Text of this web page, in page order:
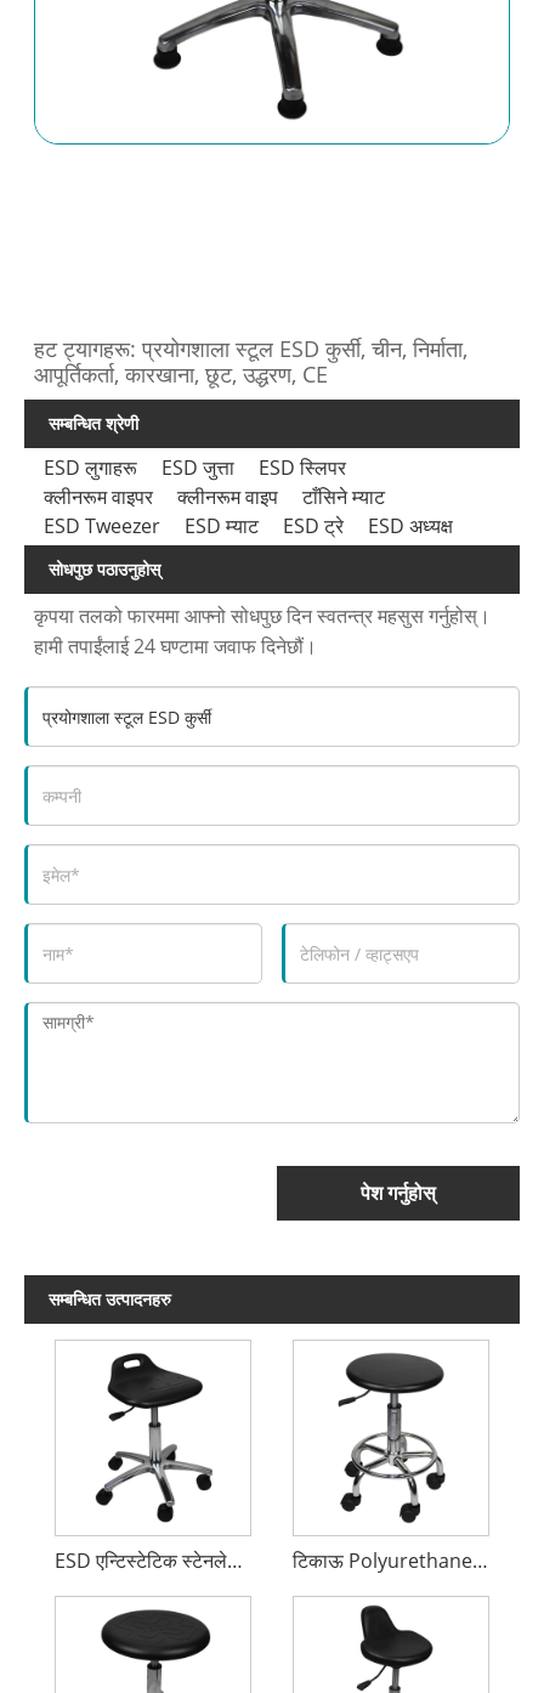
हट ट्यागहरू: प्रयोगशाला स्टूल ESD कुर्सी, चीन, निर्माता,
आपूर्तिकर्ता, कारखाना, छूट, उद्धरण, CE
सम्बन्धित श्रेणी
ESD लुगाहरू ESD जुत्ता
ESD स्लिपर
क्लीनरूम वाइपर
क्लीनरूम वाइप
टाँसिने म्याट
ESD Tweezer
ESD म्याट ESD ट्रे ESD अध्यक्ष
सोधपुछ पठाउनुहोस्
कृपया तलको फारममा आफ्नो सोधपुछ दिन स्वतन्त्र महसुस गर्नुहोस्।
हामी तपाईंलाई 24 घण्टामा जवाफ दिनेछौं।
पेश गर्नुहोस्
सम्बन्धित उत्पादनहरु
ESD एन्टिस्टेटिक स्टेनलेस कुर्सी टिकाऊ Polyurethane ESD प्रयोगशाला कुर्सी